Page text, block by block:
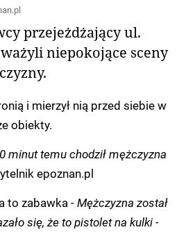
przejeżdżający ul.
niepokojące sceny
i mierzył nią przed siebie w
obiekty.
minut temu chodził mężczyzna
epoznan.pl
to zabawka -Mężczyzna został
się, że to pistolet na kulki -